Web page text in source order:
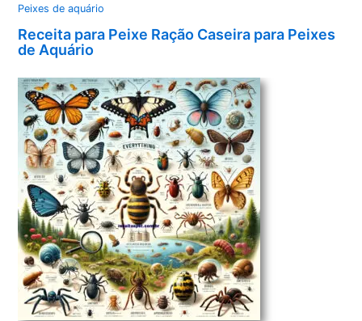
Peixes de aquário
Receita para Peixe Ração Caseira para Peixes
de Aquário